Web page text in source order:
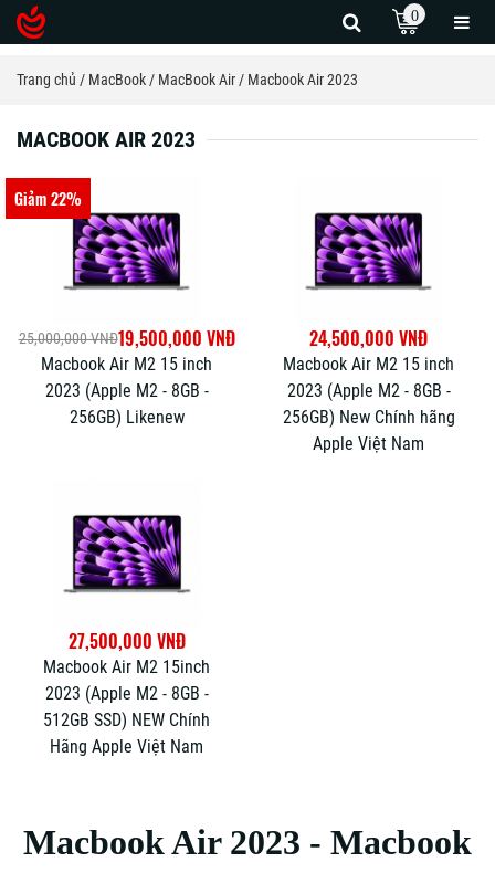
0
Trang chủ MacBook MacBook Air Macbook Air 2023
MACBOOK AIR 2023
Giảm 22%
25,000,000 VNĐ19,500,000 VNĐ
Macbook Air M2 15 inch
2023 (Apple M2 - 8GB -
256GB) Likenew
24,500,000 VNĐ
Macbook Air M2 15 inch
2023 (Apple M2 - 8GB -
256GB) New Chính hãng
Apple Việt Nam
27,500,000 VNĐ
Macbook Air M2 15inch
2023 (Apple M2 - 8GB -
512GB SSD) NEW Chính
Hãng Apple Việt Nam
Macbook Air 2023 - Macbook